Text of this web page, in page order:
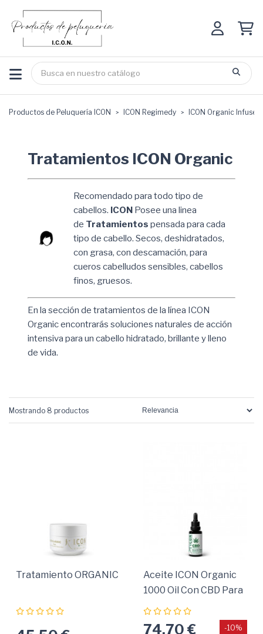
Productos de Peluquería ICON ICON Regimedy ICON Organic Infused
Tratamientos ICON Organic
Recomendado para todo tipo de
cabellos. ICON Posee una linea
de Tratamientos pensada para cada
tipo de cabello. Secos, deshidratados,
con grasa, con descamación, para
cueros cabelludos sensibles, cabellos
finos, gruesos.
En la sección de tratamientos de la línea ICON
Organic encontrarás soluciones naturales de acción
intensiva para un cabello hidratado, brillante y lleno
de vida.
Mostrando 8 productos
Tratamiento ORGANIC
Aceite ICON Organic
1000 Oil Con CBD Para
Fortalecimiento
74,70 € -10%